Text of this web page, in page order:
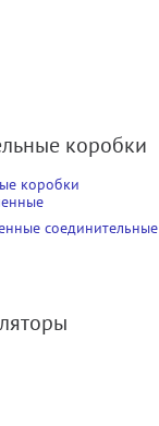
коробки
коробки
соединительные